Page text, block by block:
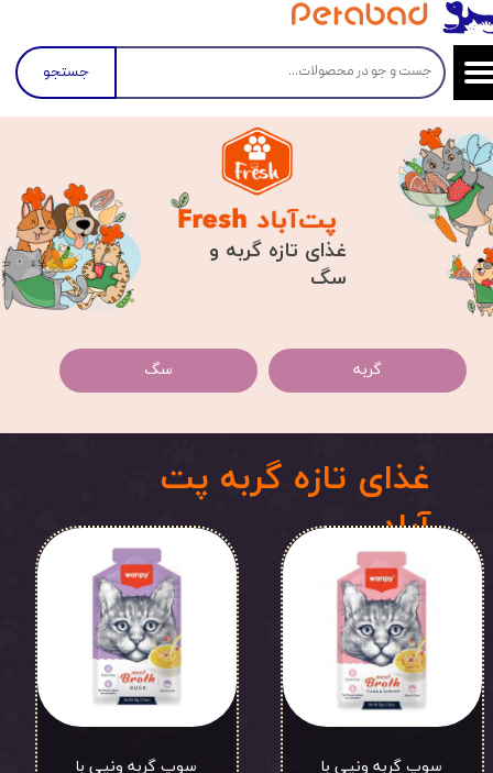
جستجو
غذای تازه گربه و
سگ
سگ گربه
غذای تازه گربه پت
آباد
سوپ گربه ونپی با
سوپ گربه ونپی با